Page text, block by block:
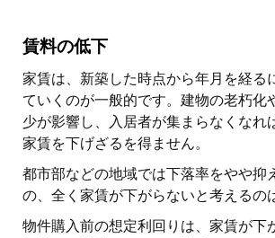
賃料の低下
家賃は、新築した時点から年月を経る
ていくのが一般的です。建物の老朽化
少が影響し、入居者が集まらなくなれ
家賃を下げざるを得ません。
都市部などの地域では下落率をやや抑
の、全く家賃が下がらないと考えるの
物件購入前の想定利回りは、家賃が下